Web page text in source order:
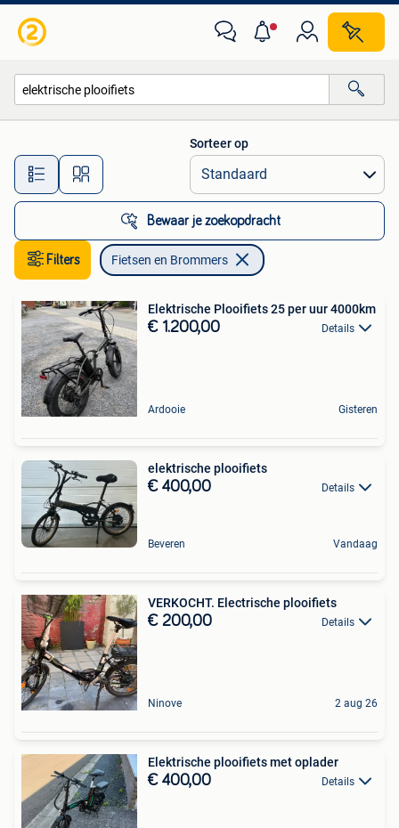
Alle afstanden…
Sorteer op
Bewaar je zoekopdracht
Filters Fietsen en Brommers
Elektrische Plooifiets 25 per uur 4000km
€ 1.200,00 Details
Ardooie Gisteren
elektrische plooifiets
€ 400,00 Details
Beveren Vandaag
VERKOCHT. Electrische plooifiets
€ 200,00 Details
Ninove 2 aug 26
Elektrische plooifiets met oplader
€ 400,00 Details